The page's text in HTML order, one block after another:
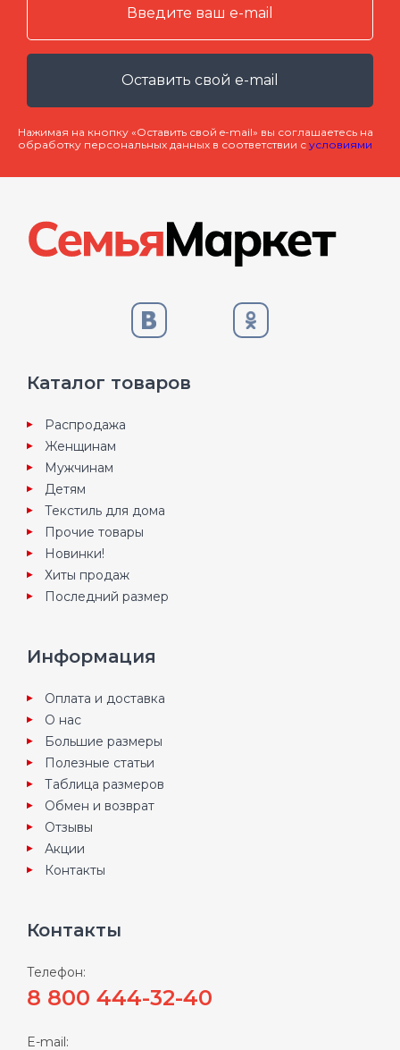
Оставить свой e-mail
Нажимая на кнопку «Оставить свой e-mail» вы соглашаетесь на
обработку персональных данных в соответствии с условиями
Каталог товаров
Распродажа
Женщинам
Мужчинам
Детям
Текстиль для дома
Прочие товары
Новинки!
Хиты продаж
Последний размер
Информация
Оплата и доставка
О нас
Большие размеры
Полезные статьи
Таблица размеров
Обмен и возврат
Отзывы
Акции
Контакты
Контакты
Телефон:
8 800 444-32-40
E-mail: